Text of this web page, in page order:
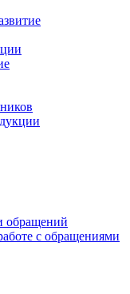
обращений
с обращениями